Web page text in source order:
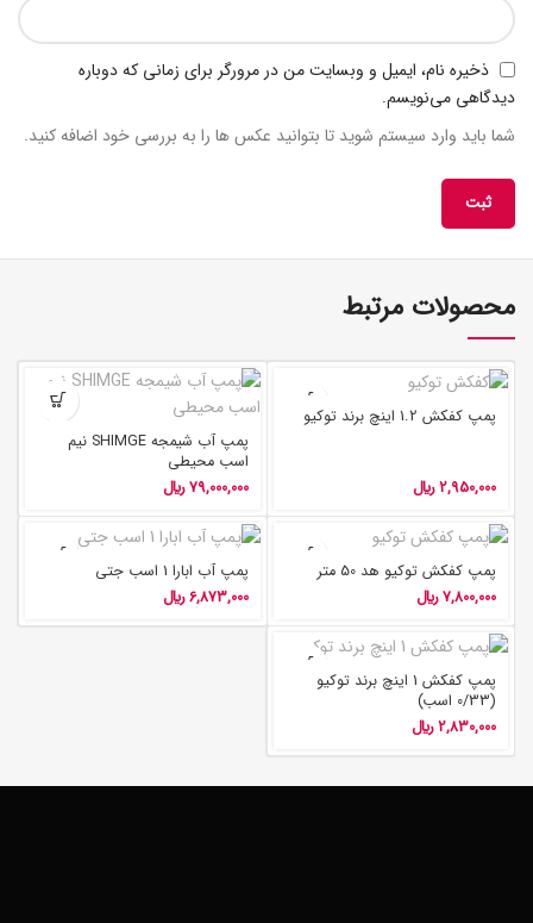
ذخیره نام، ایمیل و وبسایت من در مرورگر برای زمانی که دوباره
دیدگاهی می‌نویسم.
شما باید وارد سیستم شوید تا بتوانید عکس ها را به بررسی خود اضافه کنید.
محصولات مرتبط
پمپ کفکش 1.2 اینچ برند توکیو
2,950,000 ﷼
پمپ آب شیمجه SHIMGE نیم
اسب محیطی
79,000,000 ﷼
پمپ کفکش توکیو هد 50 متر
7,800,000 ﷼
پمپ آب ابارا 1 اسب جتی
6,873,000 ﷼
پمپ کفکش 1 اینچ برند توکیو
(0/33 اسب)
2,830,000 ﷼